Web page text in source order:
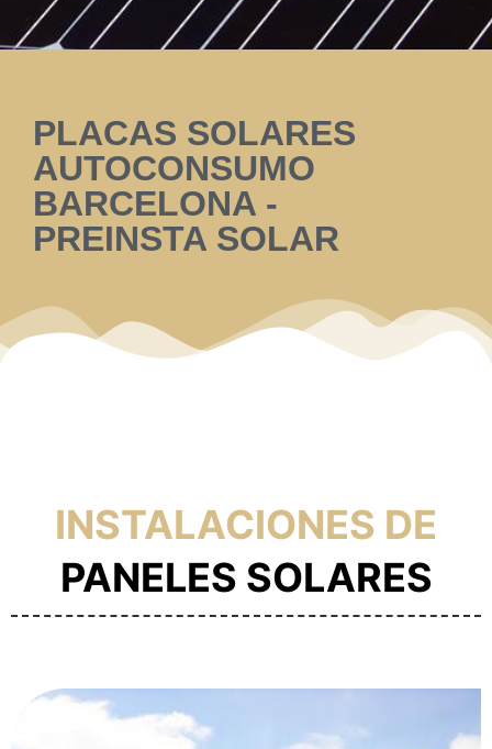
PLACAS SOLARES
AUTOCONSUMO
BARCELONA -
PREINSTA SOLAR
INSTALACIONES DE
PANELES SOLARES